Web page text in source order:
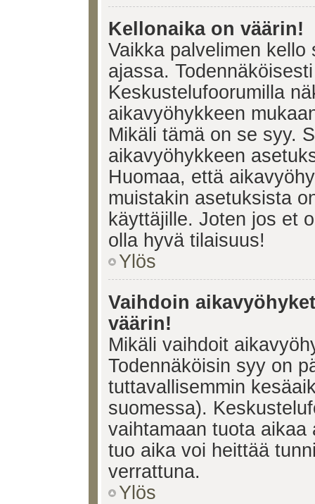
Kellonaika on väärin!
Vaikka palvelimen
ajassa.
Keskustelufoorumilla
aikavyöhykkeen
Mikäli tämä on se syy.
aikavyöhykkeen
Huomaa, että
muistakin asetuksista
käyttäjille. Joten jos et
olla hyvä tilaisuus!
Ylös
Vaihdoin
väärin!
Mikäli vaihdoit
Todennäköisin syy on
tuttavallisemmin
suomessa).
vaihtamaan tuota
tuo aika voi heittää
verrattuna.
Ylös